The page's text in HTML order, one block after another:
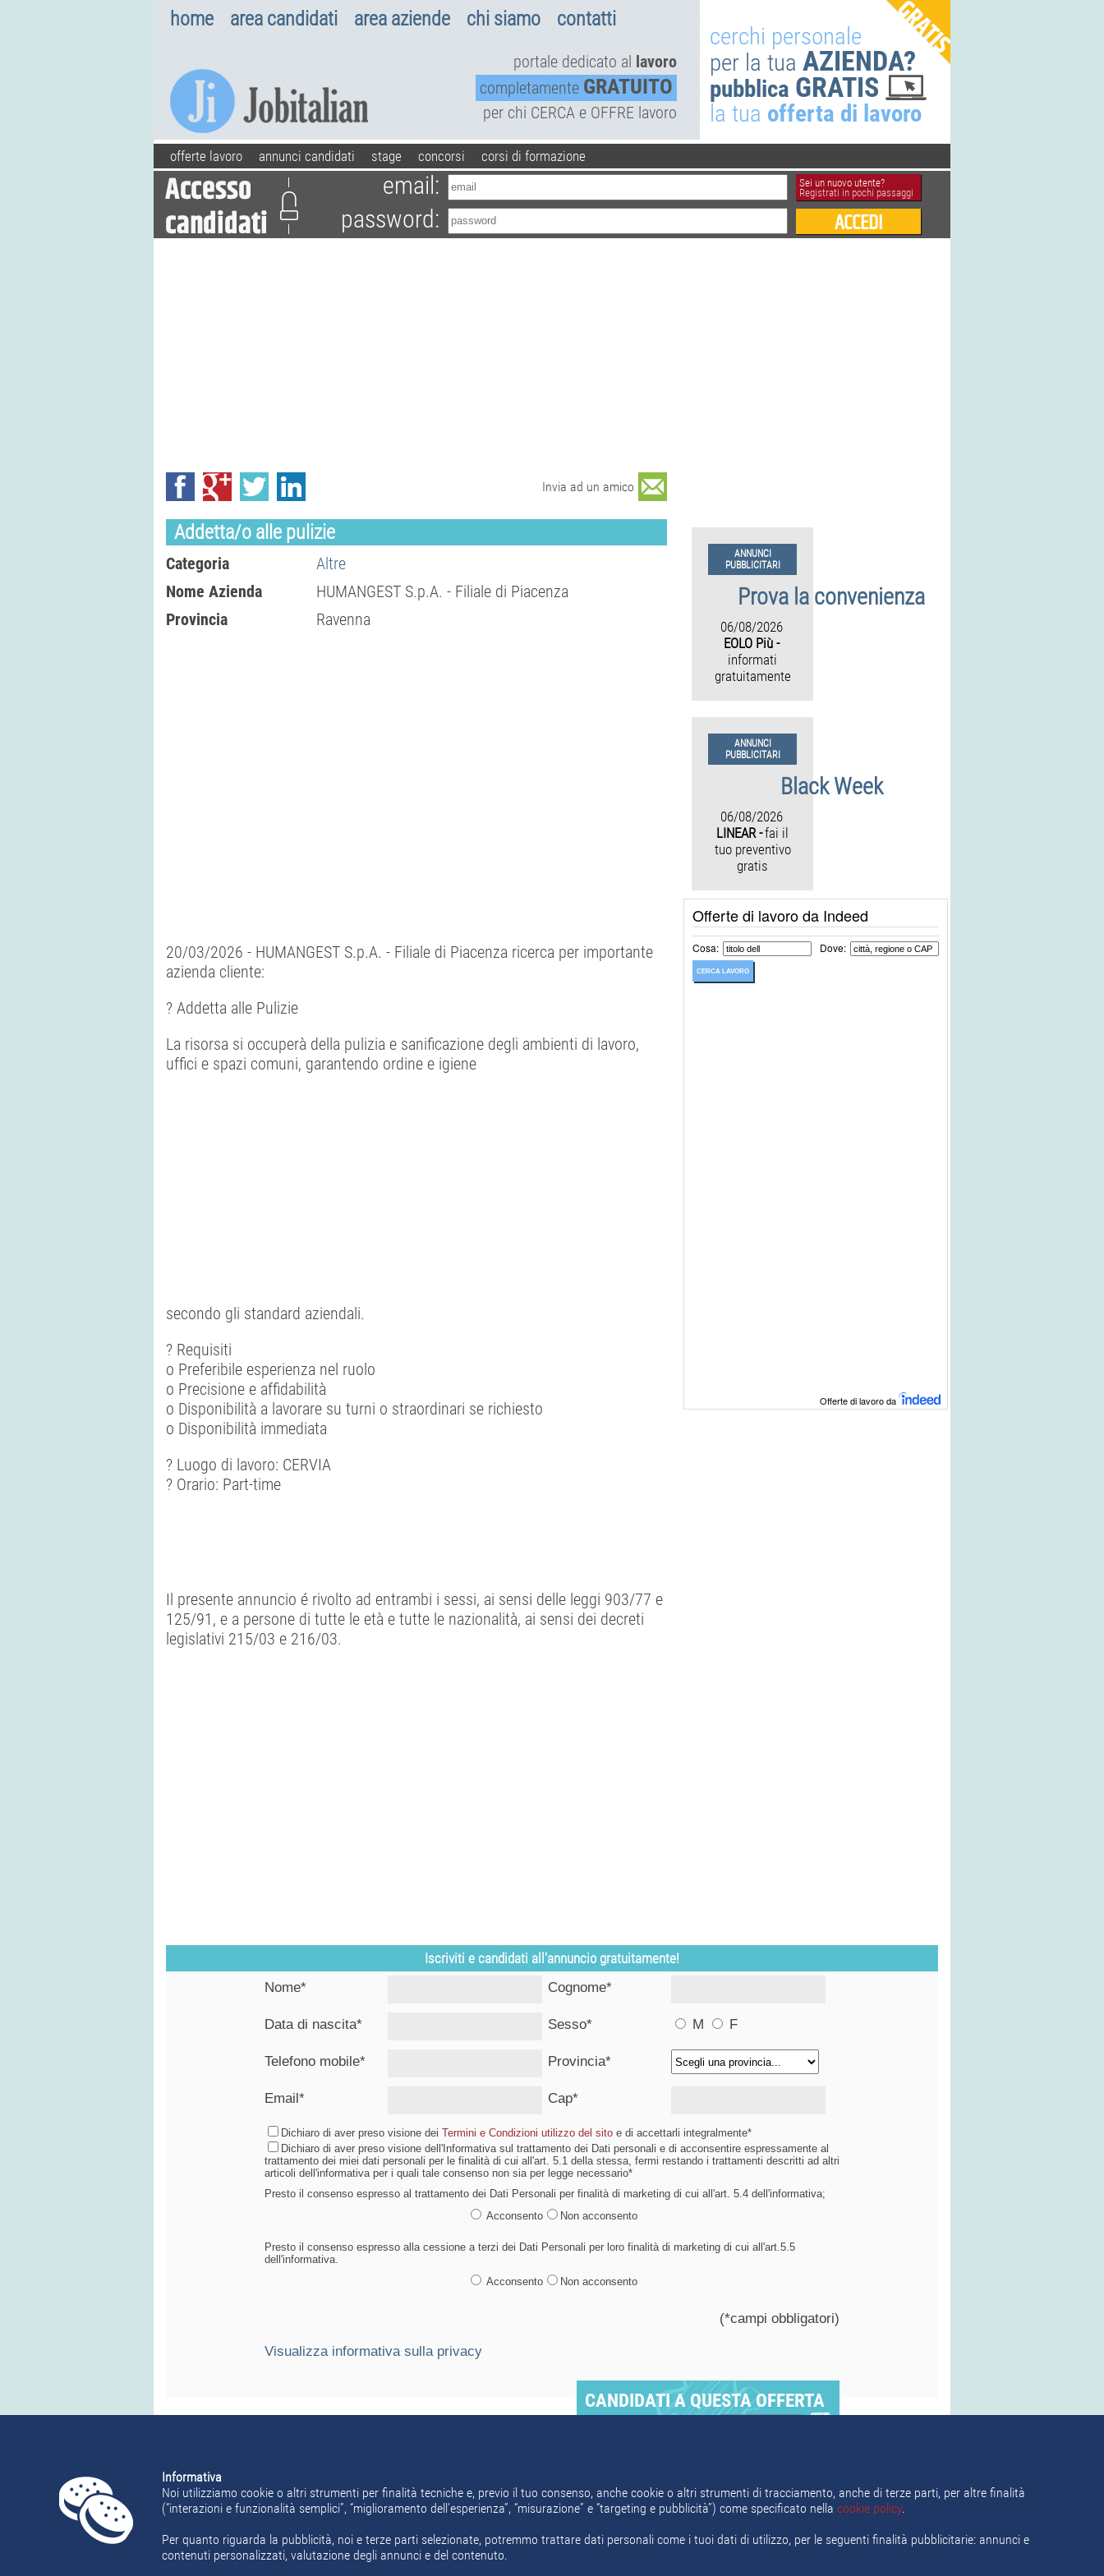
home area candidati area aziende chi siamo contatti
portale dedicato allavoro
completamente GRATUITO
per chi CERCA e OFFRE lavoro
cerchi personale
per la tua AZIENDA?
pubblica GRATIS
la tua offerta di lavoro
offerte lavoro annunci candidati stage concorsi corsi di formazione
email:
Sei un nuovo utente?
Registrati in pochi passaggi
password:
Invia ad un amico
Addetta/o alle pulizie
Categoria
Altre
Nome Azienda
HUMANGEST S.p.A. - Filiale di Piacenza
Provincia
Ravenna
20/03/2026 - HUMANGEST S.p.A. - Filiale di Piacenza ricerca per importante
azienda cliente:
? Addetta alle Pulizie
La risorsa si occuperà della pulizia e sanificazione degli ambienti di lavoro,
uffici e spazi comuni, garantendo ordine e igiene
secondo gli standard aziendali.
? Requisiti
o Preferibile esperienza nel ruolo
o Precisione e affidabilità
o Disponibilità a lavorare su turni o straordinari se richiesto
o Disponibilità immediata
? Luogo di lavoro: CERVIA
? Orario: Part-time
Il presente annuncio é rivolto ad entrambi i sessi, ai sensi delle leggi 903/77 e
125/91, e a persone di tutte le età e tutte le nazionalità, ai sensi dei decreti
legislativi 215/03 e 216/03.
ANNUNCI
PUBBLICITARI
Prova la convenienza
06/08/2026
EOLO Più -
informati
gratuitamente
ANNUNCI
PUBBLICITARI
Black Week
06/08/2026
LINEAR -fai il
tuo preventivo
gratis
Offerte di lavoro da Indeed
Cosa: Dove:
Offerte di lavoro da
Iscriviti e candidati all'annuncio gratuitamente!
Nome* Cognome*
Data di nascita* Sesso* M F
Telefono mobile* Provincia*
Email* Cap*
Dichiaro di aver preso visione dei Termini e Condizioni utilizzo del sito e di accettarli integralmente*
Dichiaro di aver preso visione dell'Informativa sul trattamento dei Dati personali e di acconsentire espressamente al
trattamento dei miei dati personali per le finalità di cui all'art. 5.1 della stessa, fermi restando i trattamenti descritti ad altri
articoli dell'informativa per i quali tale consenso non sia per legge necessario*
Presto il consenso espresso al trattamento dei Dati Personali per finalità di marketing di cui all'art. 5.4 dell'informativa;
Acconsento
Non acconsento
Presto il consenso espresso alla cessione a terzi dei Dati Personali per loro finalità di marketing di cui all'art.5.5
dell'informativa.
Acconsento
Non acconsento
(*campi obbligatori)
Visualizza informativa sulla privacy
CANDIDATI A QUESTA OFFERTA
come sospetto o truffa
Informativa
Noi utilizziamo cookie o altri strumenti per finalità tecniche e, previo il tuo consenso, anche cookie o altri strumenti di tracciamento, anche di terze parti, per altre finalità
(“interazioni e funzionalità semplici”, “miglioramento dell'esperienza”, “misurazione” e “targeting e pubblicità”) come specificato nellacookie policy.
Per quanto riguarda la pubblicità, noi e terze parti selezionate, potremmo trattare dati personali come i tuoi dati di utilizzo, per le seguenti finalità pubblicitarie: annunci e
contenuti personalizzati, valutazione degli annunci e del contenuto.